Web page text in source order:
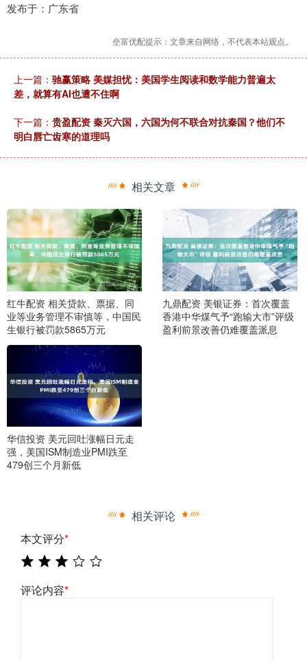
发布于：广东省
垒富优配提示：文章来自网络，不代表本站观点。
上一篇： 驰赢策略 美媒担忧：美国学生阅读和数学能力普遍太
差，就算有AI也遭不住啊
下一篇： 贵盈配资 秦灭六国，六国为何不联合对抗秦国？他们不
明白唇亡齿寒的道理吗
相关文章
红牛配资 相关贷款、票据、同
业等业务管理不审慎等，中国民
生银行被罚款5865万元
九鼎配资 美银证券：首次覆盖
香港中华煤气予“跑输大市”评级
盈利前景改善仍难覆盖派息
华信投资 美元回吐涨幅日元走
强，美国ISM制造业PMI跌至
479创三个月新低
相关评论
本文评分*
评论内容*